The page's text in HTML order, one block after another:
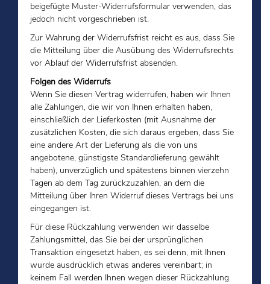
beigefügte Muster-Widerrufsformular verwenden, das
jedoch nicht vorgeschrieben ist.
Zur Wahrung der Widerrufsfrist reicht es aus, dass Sie
die Mitteilung über die Ausübung des Widerrufsrechts
vor Ablauf der Widerrufsfrist absenden.
Folgen des Widerrufs
Wenn Sie diesen Vertrag widerrufen, haben wir Ihnen
alle Zahlungen, die wir von Ihnen erhalten haben,
einschließlich der Lieferkosten (mit Ausnahme der
zusätzlichen Kosten, die sich daraus ergeben, dass Sie
eine andere Art der Lieferung als die von uns
angebotene, günstigste Standardlieferung gewählt
haben), unverzüglich und spätestens binnen vierzehn
Tagen ab dem Tag zurückzuzahlen, an dem die
Mitteilung über Ihren Widerruf dieses Vertrags bei uns
eingegangen ist.
Für diese Rückzahlung verwenden wir dasselbe
Zahlungsmittel, das Sie bei der ursprünglichen
Transaktion eingesetzt haben, es sei denn, mit Ihnen
wurde ausdrücklich etwas anderes vereinbart; in
keinem Fall werden Ihnen wegen dieser Rückzahlung